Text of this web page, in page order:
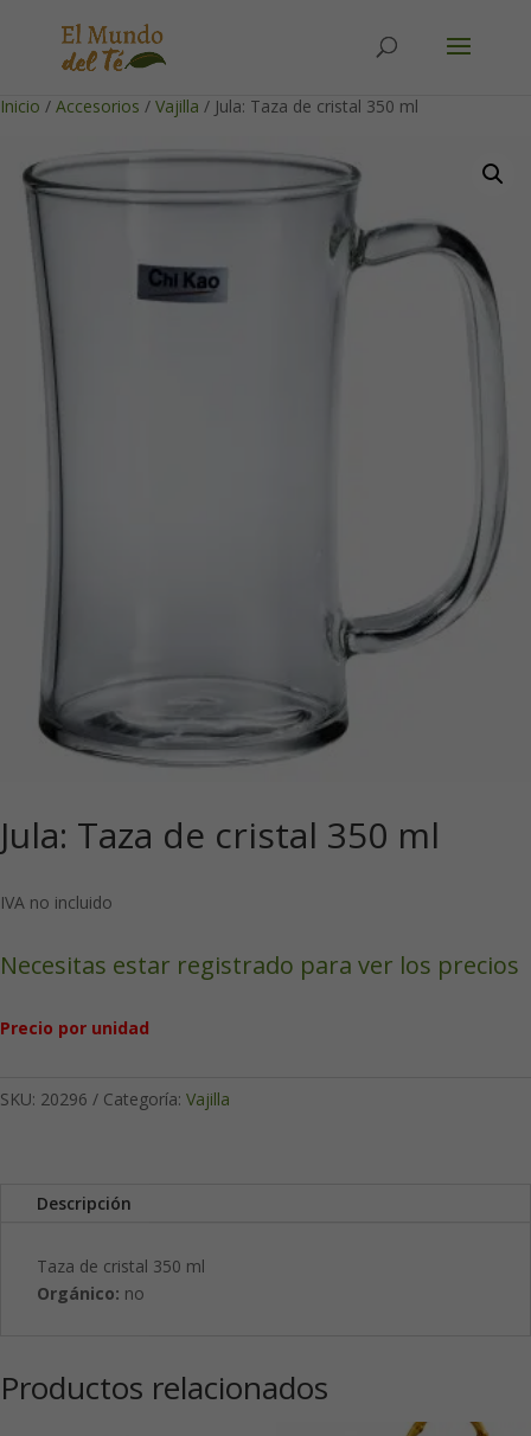
Inicio / Accesorios / Vajilla / Jula: Taza de cristal 350 ml
Jula: Taza de cristal 350 ml
IVA no incluido
Necesitas estar registrado para ver los precios
Precio por unidad
SKU: 20296 Categoría: Vajilla
Descripción
Taza de cristal 350 ml
Orgánico: no
Productos relacionados